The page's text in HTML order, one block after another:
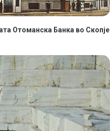
Отоманска Банка во Скопје